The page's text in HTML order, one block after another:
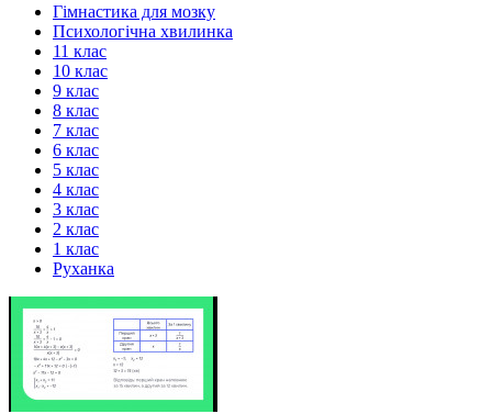
Гімнастика для мозку
Психологічна хвилинка
11 клас
10 клас
9 клас
8 клас
7 клас
6 клас
5 клас
4 клас
3 клас
2 клас
1 клас
Руханка